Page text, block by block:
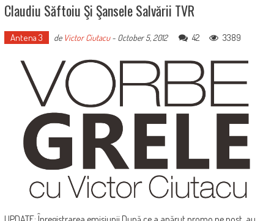
Claudiu Săftoiu Şi Şansele Salvării TVR
Antena 3 de Victor Ciutacu- October 5, 2012 42 3389